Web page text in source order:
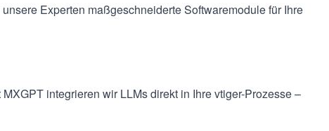
Experten maßgeschneiderte Softwaremodule für Ihre
integrieren wir LLMs direkt in Ihre vtiger-Prozesse –